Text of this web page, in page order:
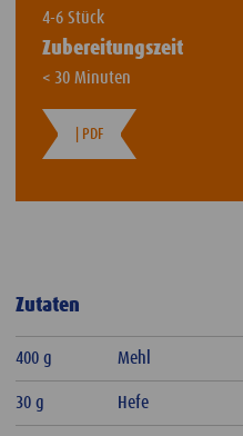
4-6 Stück
Zubereitungszeit
< 30 Minuten
| PDF
Zutaten
400 g Mehl
30 g Hefe